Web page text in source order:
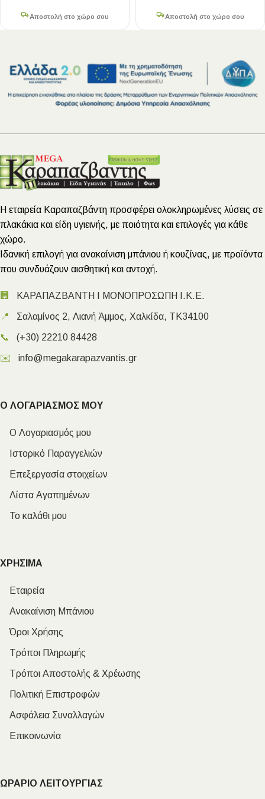
Αποστολή στο χώρο σου Αποστολή στο χώρο σου
Η εταιρεία Καραπαζβάντη προσφέρει ολοκληρωμένες λύσεις σε
πλακάκια και είδη υγιεινής, με ποιότητα και επιλογές για κάθε
χώρο.
Ιδανική επιλογή για ανακαίνιση μπάνιου ή κουζίνας, με προϊόντα
που συνδυάζουν αισθητική και αντοχή.
🏢 ΚΑΡΑΠΑΖΒΑΝΤΗ Ι ΜΟΝΟΠΡΟΣΩΠΗ Ι.Κ.Ε.
📍 Σαλαμίνος 2, Λιανή Άμμος, Χαλκίδα, ΤΚ34100
📞 (+30) 22210 84428
✉️ info@megakarapazvantis.gr
Ο ΛΟΓΑΡΙΑΣΜΟΣ ΜΟΥ
Ο Λογαριασμός μου
Ιστορικό Παραγγελιών
Επεξεργασία στοιχείων
Λίστα Αγαπημένων
Το καλάθι μου
ΧΡΗΣΙΜΑ
Εταιρεία
Ανακαίνιση Μπάνιου
Όροι Χρήσης
Τρόποι Πληρωμής
Τρόποι Αποστολής & Χρέωσης
Πολιτική Επιστροφών
Ασφάλεια Συναλλαγών
Επικοινωνία
ΩΡΑΡΙΟ ΛΕΙΤΟΥΡΓΙΑΣ